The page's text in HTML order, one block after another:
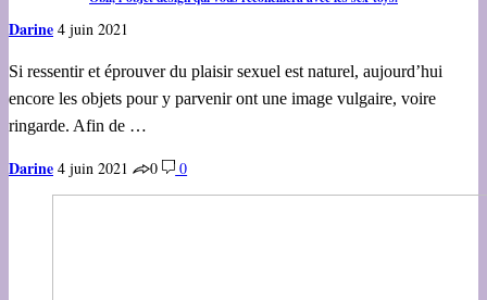
Darine 4 juin 2021
Si ressentir et éprouver du plaisir sexuel est naturel, aujourd’hui
encore les objets pour y parvenir ont une image vulgaire, voire
ringarde. Afin de …
Darine 4 juin 2021 0 0